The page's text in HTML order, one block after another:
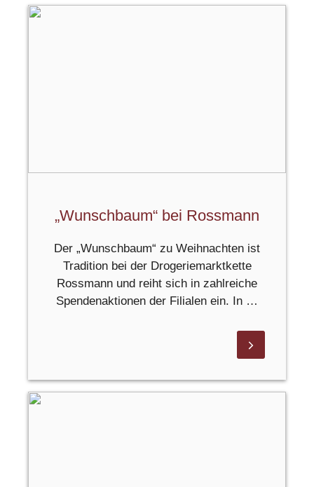
„Wunschbaum“ bei Rossmann
Der „Wunschbaum“ zu Weihnachten ist
Tradition bei der Drogeriemarktkette
Rossmann und reiht sich in zahlreiche
Spendenaktionen der Filialen ein. In …